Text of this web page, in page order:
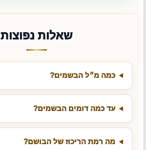
שאלות נפוצות
כמה מ״ל הבשמים?
עד כמה דומים הבשמים?
מה רמת הריכוז של הבושם?